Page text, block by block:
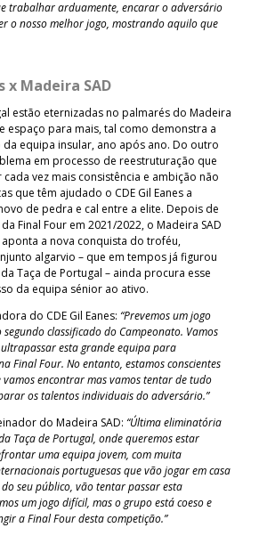
trabalhar arduamente, encarar o adversário
o nosso melhor jogo, mostrando aquilo que
x Madeira SAD
estão eternizadas no palmarés do Madeira
espaço para mais, tal como demonstra a
equipa insular, ano após ano. Do outro
em processo de reestruturação que
vez mais consistência e ambição não
que têm ajudado o CDE Gil Eanes a
de pedra e cal entre a elite. Depois de
Final Four em 2021/2022, o Madeira SAD
a nova conquista do troféu,
algarvio – que em tempos já figurou
Taça de Portugal – ainda procura esse
da equipa sénior ao ativo.
do CDE Gil Eanes: “Prevemos um jogo
classificado do Campeonato. Vamos
esta grande equipa para
Final Four. No entanto, estamos conscientes
vamos encontrar mas vamos tentar de tudo
os talentos individuais do adversário.”
do Madeira SAD: “Última eliminatória
Taça de Portugal, onde queremos estar
uma equipa jovem, com muita
portuguesas que vão jogar em casa
seu público, vão tentar passar esta
um jogo difícil, mas o grupo está coeso e
a Final Four desta competição.”